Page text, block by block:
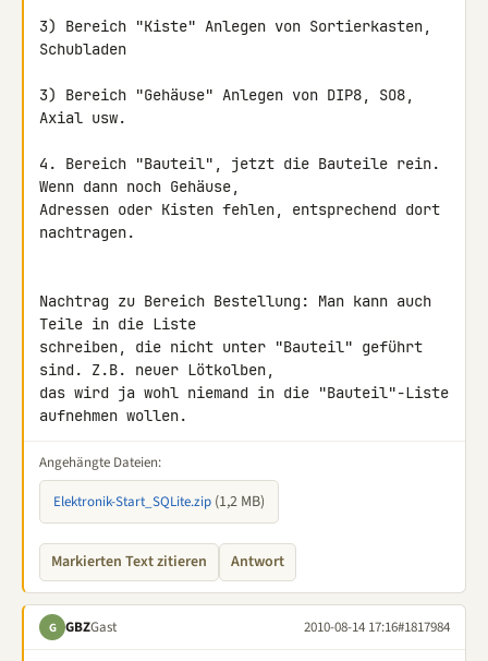
3) Bereich "Kiste" Anlegen von Sortierkasten,
Schubladen
3) Bereich "Gehäuse" Anlegen von DIP8, SO8,
Axial usw.
4. Bereich "Bauteil", jetzt die Bauteile rein.
Wenn dann noch Gehäuse,
Adressen oder Kisten fehlen, entsprechend dort
nachtragen.
Nachtrag zu Bereich Bestellung: Man kann auch
Teile in die Liste
schreiben, die nicht unter "Bauteil" geführt
sind. Z.B. neuer Lötkolben,
das wird ja wohl niemand in die "Bauteil"-Liste
aufnehmen wollen.
Angehängte Dateien:
Elektronik-Start_SQLite.zip (1,2 MB)
Markierten Text zitieren Antwort
G GBZGast 2010-08-14 17:16#1817984